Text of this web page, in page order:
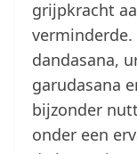
grijpkracht
verminderde.
dandasana,
garudasana
bijzonder
onder een